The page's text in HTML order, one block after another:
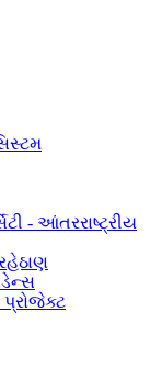
- આંતરરાષ્ટ્રીય